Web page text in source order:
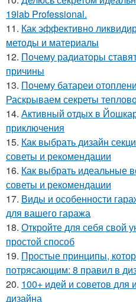
19lab Professional.
11. Как эффективно
методы и материалы
12. Почему радиаторы
причины
13. Почему батареи
Раскрываем секреты
14. Активный отдых в
приключения
15. Как выбрать дизайн
советы и рекомендации
16. Как выбрать идеальные
советы и рекомендации
17. Виды и особенности
для вашего гаража
18. Откройте для себя свой
простой способ
19. Простые принципы,
потрясающим: 8 правил в
20. 100+ идей и советов для
дизайна